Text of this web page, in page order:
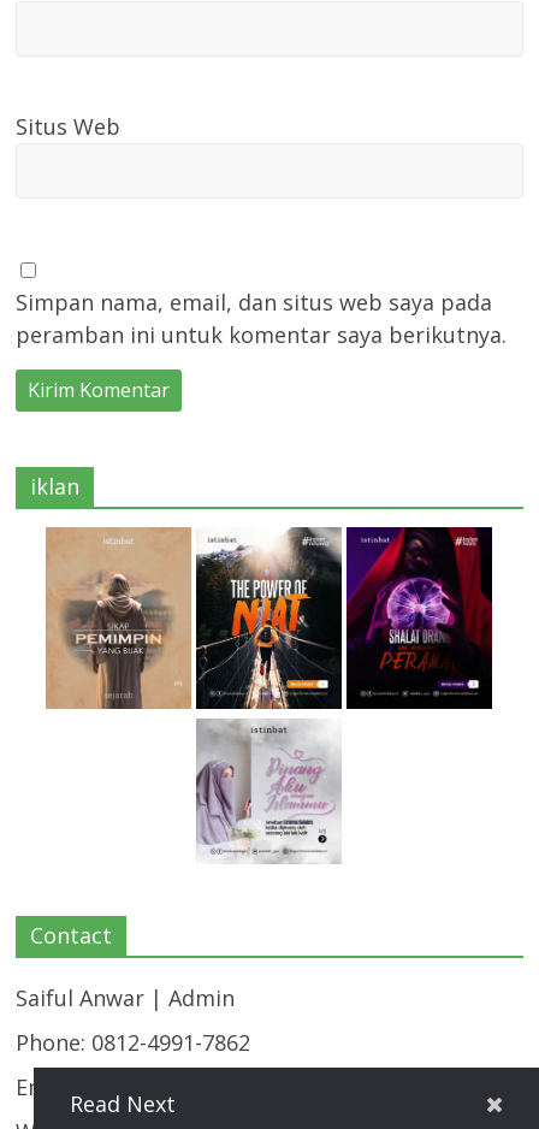
Situs Web
Simpan nama, email, dan situs web saya pada
peramban ini untuk komentar saya berikutnya.
iklan
Contact
Saiful Anwar | Admin
Phone: 0812-4991-7862
Email:
Read Next